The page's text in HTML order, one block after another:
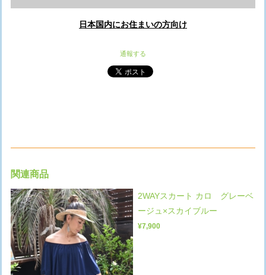
日本国内にお住まいの方向け
通報する
関連商品
2WAYスカート カロ グレーベ
ージュ×スカイブルー
¥7,900